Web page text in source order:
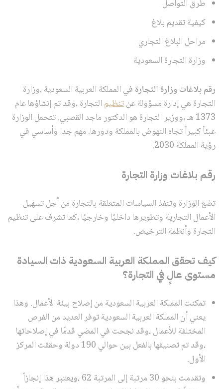
طرق التواصل
كيفية تقديم بلاغ
مراحل البلاغ التجاري
وزارة التجارة السعودية
رقم بلاغات وزارة التجارة في المملكة العربية السعودية ،وزارة
التجارة هي إدارة مسؤولة عنتنظيم التجارة ،وقد تم إنشاؤها عام
1373 هـ ،ووزير التجارة هو الدكتور ماجد القصبي. تتحمل الوزارة
عبئاً كبيراً تجاه النهوض بالمملكة ودورها. مهم جدا وأساسي في
رؤية المملكة 2030.
رقم بلاغات وزارة التجارة
تضع الوزارة وتنفذ السياسات المتعلقة بالتجارة من أجل تسهيل
الأعمال التجارية وتطويرها داخليًا وخارجيًا ،كما تشرف على تنظيم
التجارة وأنظمة الترخيص.
كيف تحقق المملكة العربية السعودية ذات السيادة
مستوى عالٍ في التجارة؟
تمكنت المملكة العربية السعودية من إصلاح بيئة الأعمال. وهذا
يعني أن المملكة العربية السعودية توفر العديد من الفرص
المختلفة للأعمال ،وقد نجحت في المضي قدمًا في إصلاحاتها
،وقد تم تصنيفها بالفعل بين حوالي 190 دولة وحققت المركز
الأول.
وتقدمت بنحو 30 مرتبة إلى المرتبة 62 ،ويعتبر هذا إنجازاً